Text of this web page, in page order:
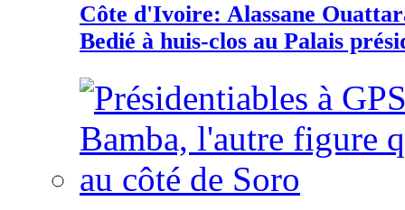
Côte d'Ivoire: Alassane
Bedié à huis-clos au Palais